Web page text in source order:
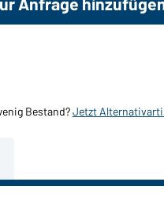
Bestand?Jetzt